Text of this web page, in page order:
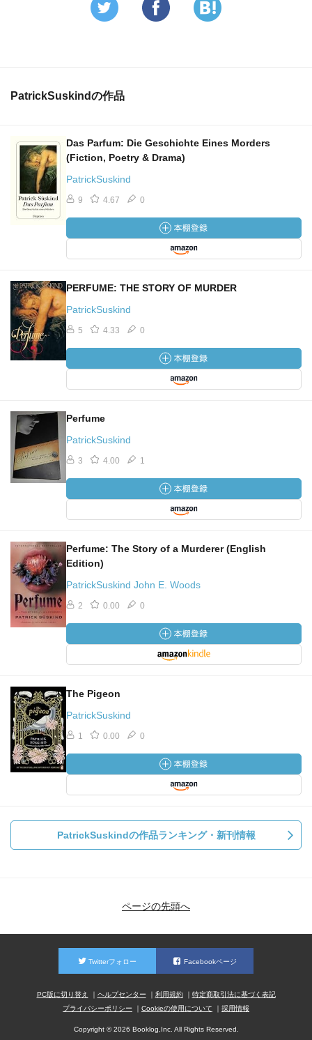
PatrickSuskindの作品
Das Parfum: Die Geschichte Eines Morders
(Fiction, Poetry & Drama)
PatrickSuskind
9 4.67 0
PERFUME: THE STORY OF MURDER
PatrickSuskind
5 4.33 0
Perfume
PatrickSuskind
3 4.00 1
Perfume: The Story of a Murderer (English
Edition)
PatrickSuskind John E. Woods
2 0.00 0
The Pigeon
PatrickSuskind
1 0.00 0
PatrickSuskindの作品ランキング・新刊情報
ページの先頭へ
Twitterフォロー Facebookページ
PC版に切り替え ヘルプセンター 利用規約
特定商取引法に基づく表記
プライバシーポリシー
Cookieの使用について 採用情報
Copyright © 2026 Booklog,Inc. All Rights Reserved.